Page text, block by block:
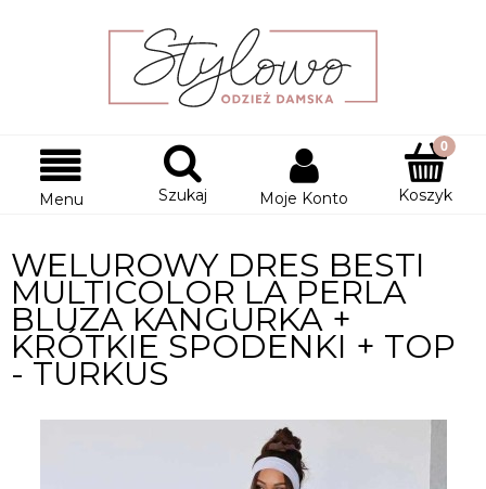
Menu Szukaj Moje Konto Koszyk
WELUROWY DRES BESTI
MULTICOLOR LA PERLA
BLUZA KANGURKA +
KRÓTKIE SPODENKI + TOP
- TURKUS